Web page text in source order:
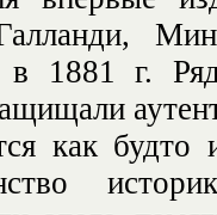
1881 г.
как